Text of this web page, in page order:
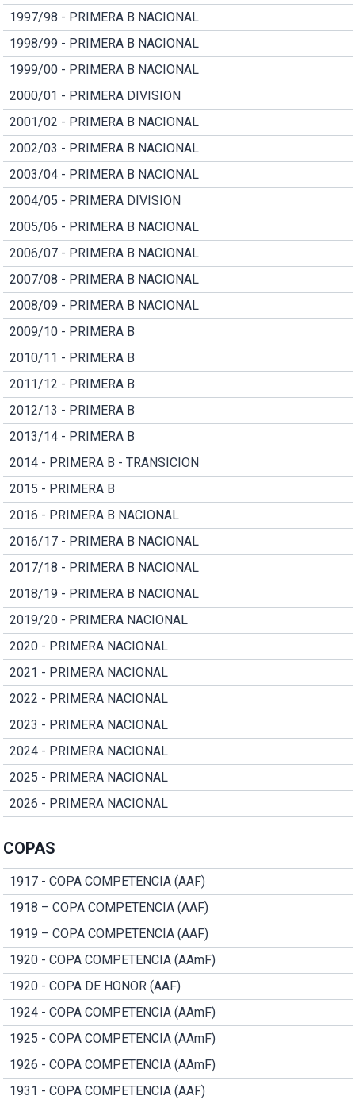
1997/98 - PRIMERA B NACIONAL
1998/99 - PRIMERA B NACIONAL
1999/00 - PRIMERA B NACIONAL
2000/01 - PRIMERA DIVISION
2001/02 - PRIMERA B NACIONAL
2002/03 - PRIMERA B NACIONAL
2003/04 - PRIMERA B NACIONAL
2004/05 - PRIMERA DIVISION
2005/06 - PRIMERA B NACIONAL
2006/07 - PRIMERA B NACIONAL
2007/08 - PRIMERA B NACIONAL
2008/09 - PRIMERA B NACIONAL
2009/10 - PRIMERA B
2010/11 - PRIMERA B
2011/12 - PRIMERA B
2012/13 - PRIMERA B
2013/14 - PRIMERA B
2014 - PRIMERA B - TRANSICION
2015 - PRIMERA B
2016 - PRIMERA B NACIONAL
2016/17 - PRIMERA B NACIONAL
2017/18 - PRIMERA B NACIONAL
2018/19 - PRIMERA B NACIONAL
2019/20 - PRIMERA NACIONAL
2020 - PRIMERA NACIONAL
2021 - PRIMERA NACIONAL
2022 - PRIMERA NACIONAL
2023 - PRIMERA NACIONAL
2024 - PRIMERA NACIONAL
2025 - PRIMERA NACIONAL
2026 - PRIMERA NACIONAL
COPAS
1917 - COPA COMPETENCIA (AAF)
1918 – COPA COMPETENCIA (AAF)
1919 – COPA COMPETENCIA (AAF)
1920 - COPA COMPETENCIA (AAmF)
1920 - COPA DE HONOR (AAF)
1924 - COPA COMPETENCIA (AAmF)
1925 - COPA COMPETENCIA (AAmF)
1926 - COPA COMPETENCIA (AAmF)
1931 - COPA COMPETENCIA (AAF)